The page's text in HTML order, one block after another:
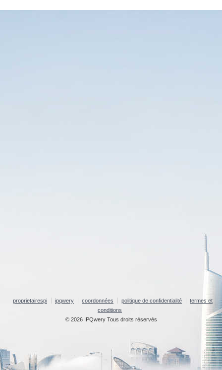
proprietairespi ipqwery coordonnées politique de confidentialité
termes et
conditions
© 2026 IPQwery Tous droits réservés